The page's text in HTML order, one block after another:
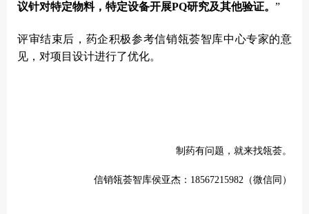
议针对特定物料，特定设备开展PQ研究及其他验证。 ”
评审结束后，药企积极参考信销瓴荟智库中心专家的意
见，对项目设计进行了优化。
制药有问题，就来找瓴荟。
信销瓴荟智库侯亚杰：18567215982（微信同）